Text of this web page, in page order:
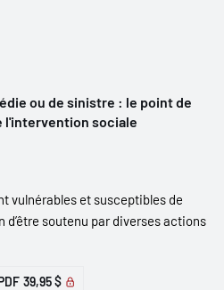
ou de sinistre : le point de
l'intervention sociale
vulnérables et susceptibles de
soutenu par diverses actions
39,95 $